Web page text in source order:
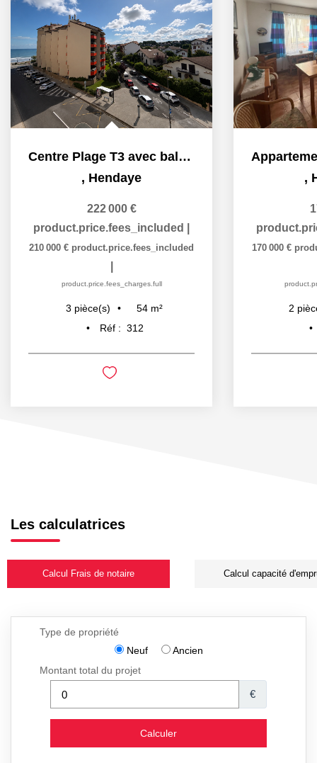
Centre Plage T3 avec balcon et aperçu mer
, Hendaye
222 000 €
product.price.fees_included
210 000 € product.price.fees_included
product.price.fees_charges.full
3 pièce(s) 54 m²
Réf : 312
,
170 000 €
2
Les calculatrices
Calcul Frais de notaire Calcul capacité